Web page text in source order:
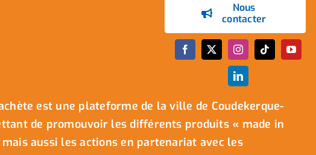
Nous
contacter
est une plateforme de la ville de Coudekerque-
de promouvoir les différents produits « made in
mais aussi les actions en partenariat avec les